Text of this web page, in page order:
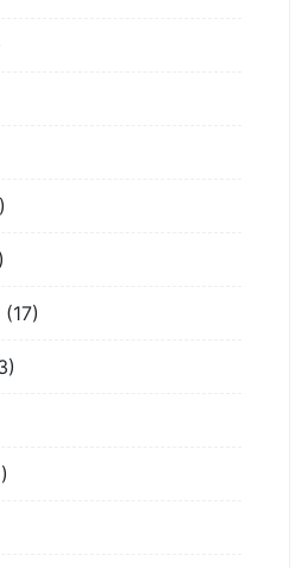
(17)